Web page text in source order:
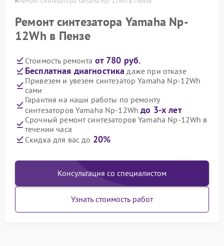
Ремонт синтезатора Yamaha Np-
12Wh в Пензе
Стоимость ремонта от 780 руб.
Бесплатная диагностика даже при отказе
Привезем и увезем синтезатор Yamaha Np-12Wh
сами
Гарантия на наши работы по ремонту
синтезаторов Yamaha Np-12Whдо 3-х лет
Срочный ремонт синтезаторов Yamaha Np-12Wh в
течении часа
Скидка для вас до 20%
Консультация со специалистом
Узнать стоимость работ